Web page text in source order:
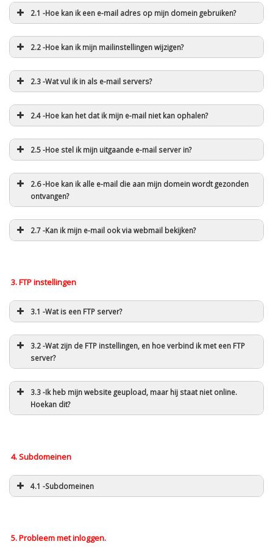
2.1 -Hoe kan ik een e-mail adres op mijn domein gebruiken?
2.2 -Hoe kan ik mijn mailinstellingen wijzigen?
2.3 -Wat vul ik in als e-mail servers?
2.4 -Hoe kan het dat ik mijn e-mail niet kan ophalen?
2.5 -Hoe stel ik mijn uitgaande e-mail server in?
2.6 -Hoe kan ik alle e-mail die aan mijn domein wordt gezonden
ontvangen?
2.7 -Kan ik mijn e-mail ook via webmail bekijken?
3. FTP instellingen
3.1 -Wat is een FTP server?
3.2 -Wat zijn de FTP instellingen, en hoe verbind ik met een FTP
server?
3.3 -Ik heb mijn website geupload, maar hij staat niet online.
Hoekan dit?
4. Subdomeinen
4.1 -Subdomeinen
5. Probleem met inloggen.